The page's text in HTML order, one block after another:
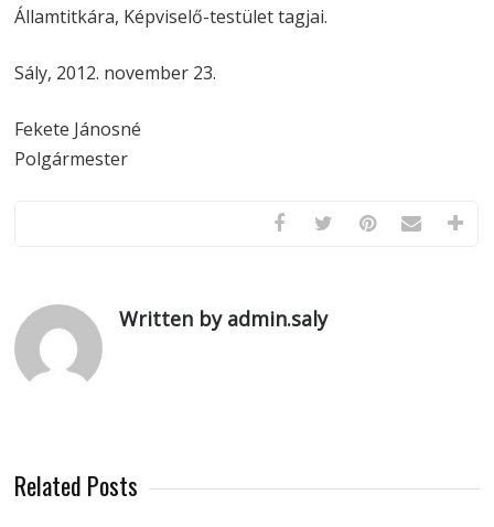
Államtitkára, Képviselő-testület tagjai.
Sály, 2012. november 23.
Fekete Jánosné
Polgármester
Written by admin.saly
Related Posts